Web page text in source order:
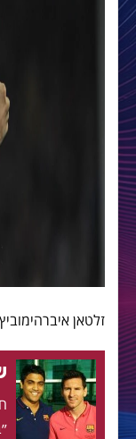
זלטאן